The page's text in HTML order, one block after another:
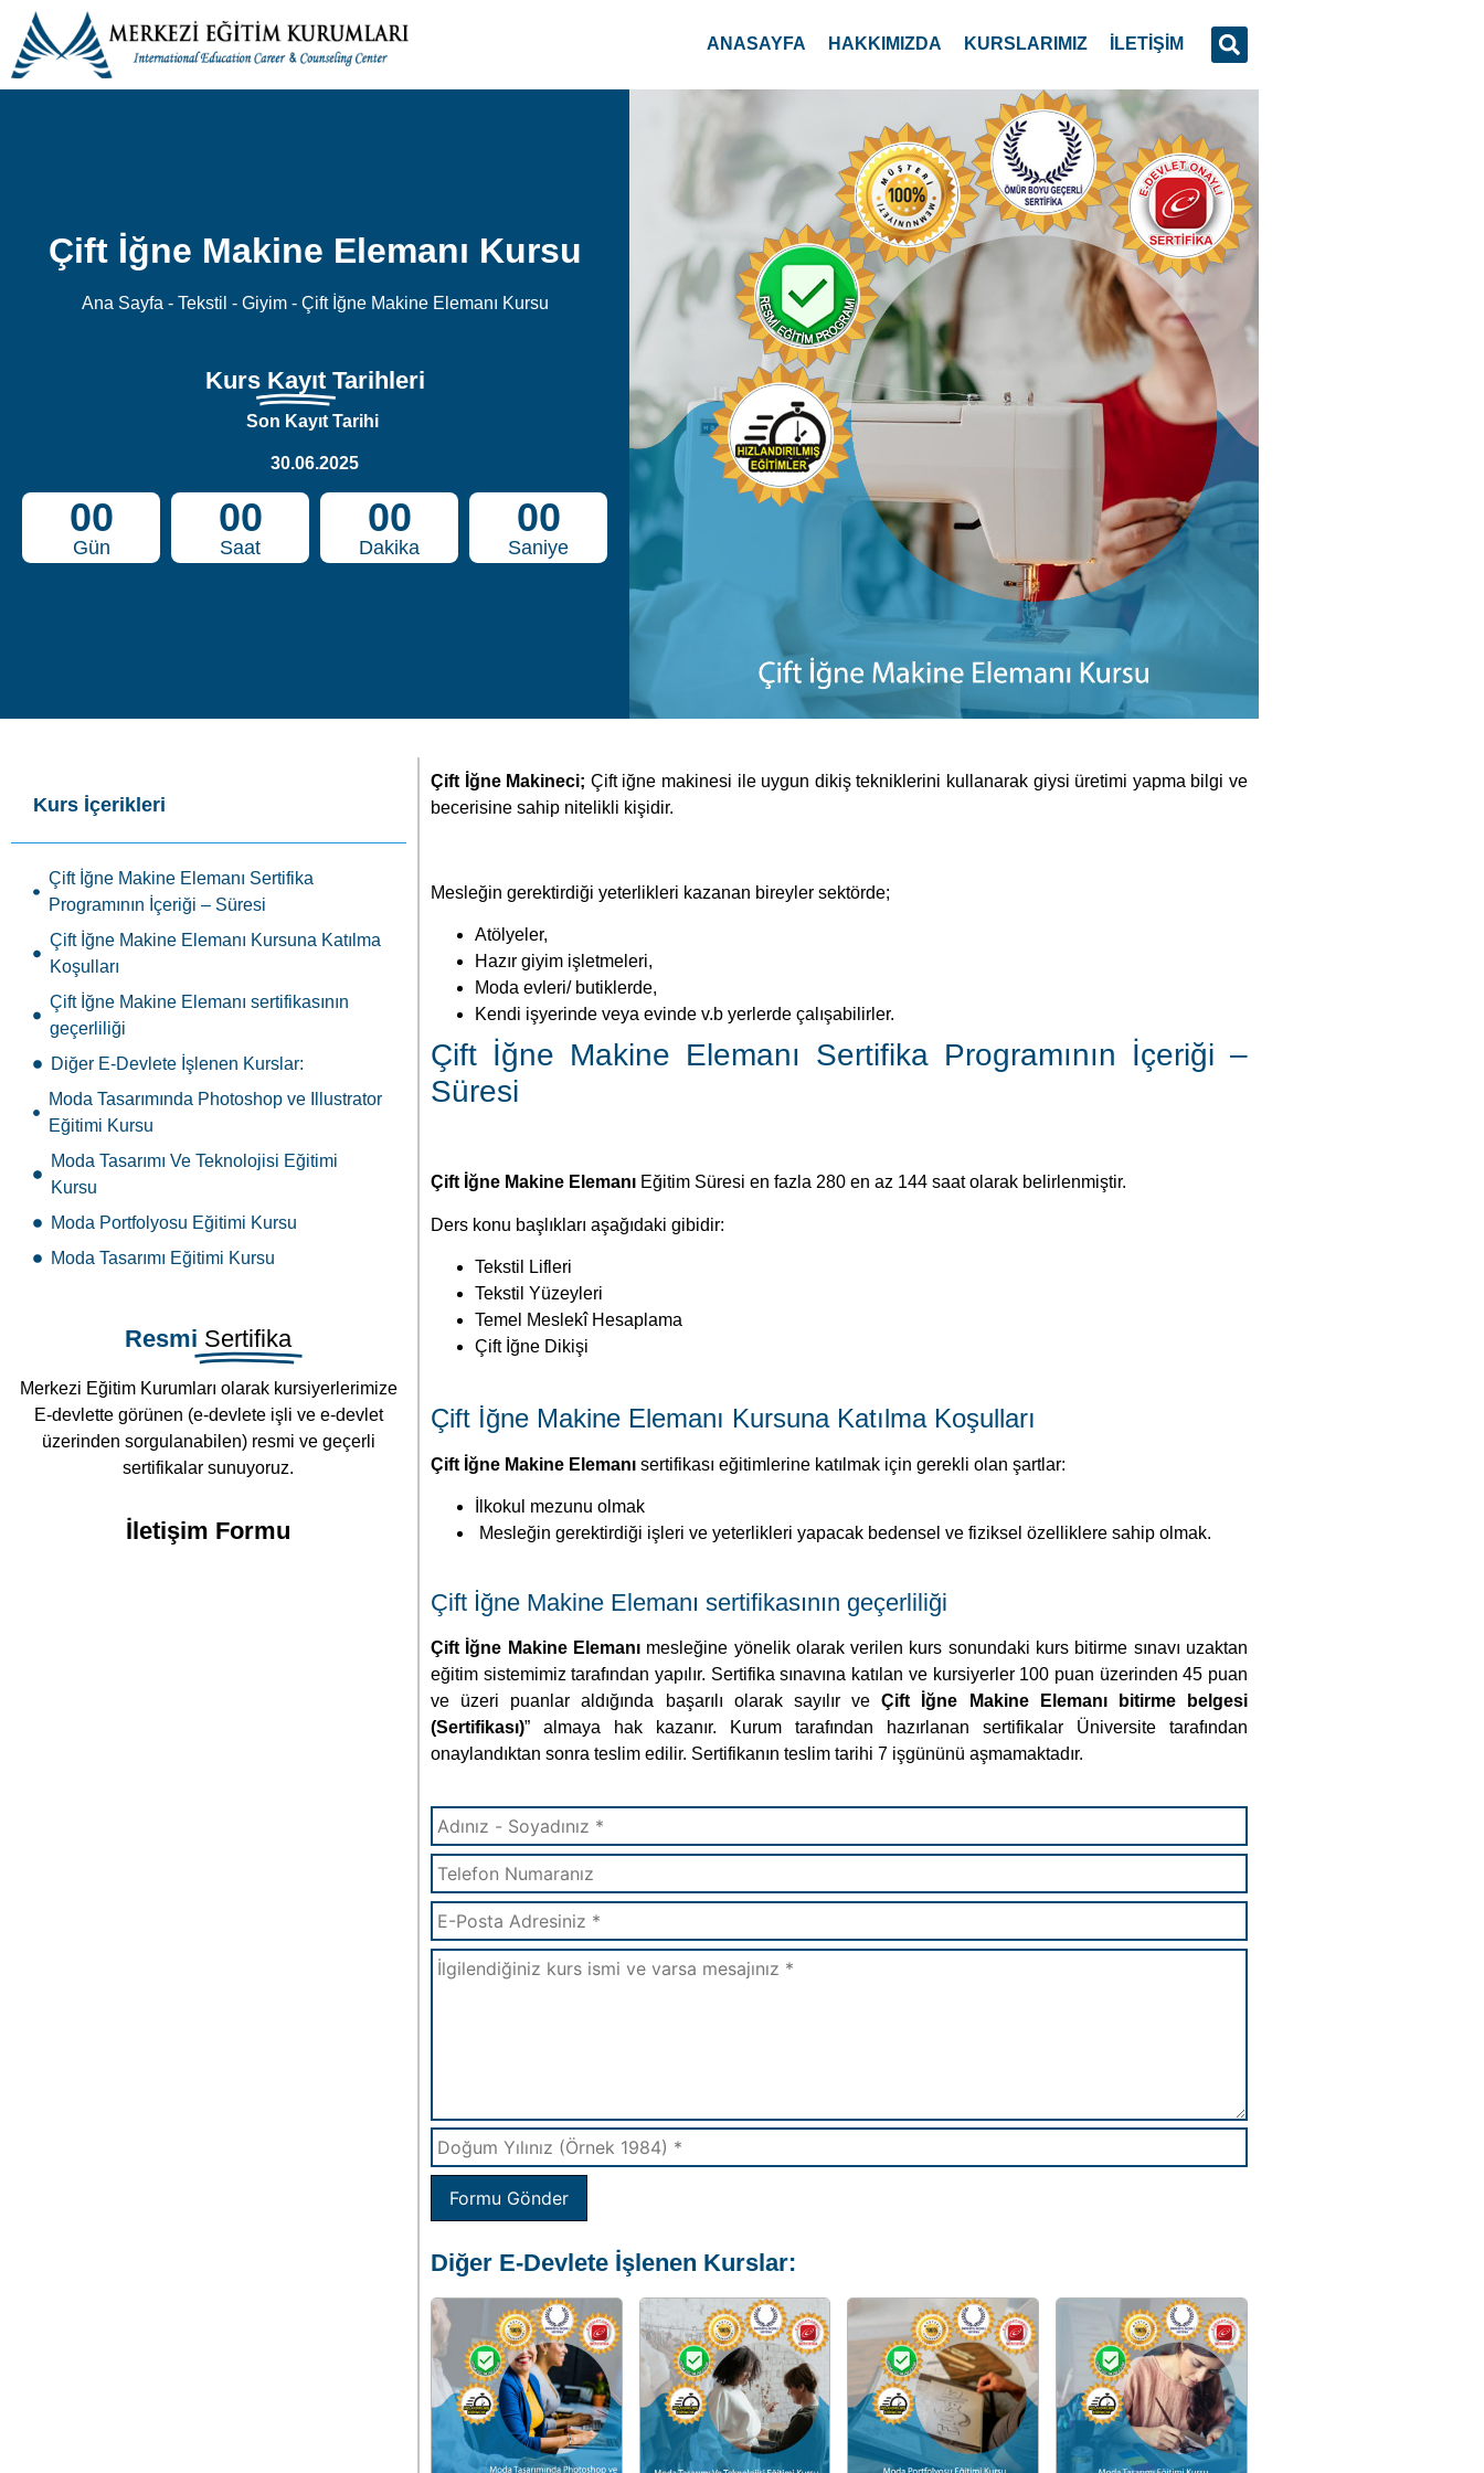
ANASAYFA HAKKIMIZDA KURSLARIMIZ İLETİŞİM
Çift İğne Makine Elemanı Kursu
Ana Sayfa - Tekstil - Giyim- Çift İğne Makine Elemanı Kursu
Kurs Kayıt Tarihleri
Son Kayıt Tarihi
30.06.2025
00
Gün
00
Saat
00
Dakika
00
Saniye
Kurs İçerikleri
Çift İğne Makine Elemanı Sertifika
Programının İçeriği – Süresi
Çift İğne Makine Elemanı Kursuna Katılma
Koşulları
Çift İğne Makine Elemanı sertifikasının
geçerliliği
Diğer E-Devlete İşlenen Kurslar:
Moda Tasarımında Photoshop ve Illustrator
Eğitimi Kursu
Moda Tasarımı Ve Teknolojisi Eğitimi
Kursu
Moda Portfolyosu Eğitimi Kursu
Moda Tasarımı Eğitimi Kursu
Resmi Sertifika
Merkezi Eğitim Kurumları olarak kursiyerlerimize
E-devlette görünen (e-devlete işli ve e-devlet
üzerinden sorgulanabilen) resmi ve geçerli
sertifikalar sunuyoruz.
İletişim Formu
Çift İğne Makineci; Çift iğne makinesi ile uygun dikiş tekniklerini kullanarak giysi üretimi yapma bilgi ve
becerisine sahip nitelikli kişidir.
Mesleğin gerektirdiği yeterlikleri kazanan bireyler sektörde;
Atölyeler,
Hazır giyim işletmeleri,
Moda evleri/ butiklerde,
Kendi işyerinde veya evinde v.b yerlerde çalışabilirler.
Çift İğne Makine Elemanı Sertifika Programının İçeriği –
Süresi
Çift İğne Makine Elemanı Eğitim Süresi en fazla 280 en az 144 saat olarak belirlenmiştir.
Ders konu başlıkları aşağıdaki gibidir:
Tekstil Lifleri
Tekstil Yüzeyleri
Temel Meslekî Hesaplama
Çift İğne Dikişi
Çift İğne Makine Elemanı Kursuna Katılma Koşulları
Çift İğne Makine Elemanı sertifikası eğitimlerine katılmak için gerekli olan şartlar:
İlkokul mezunu olmak
Mesleğin gerektirdiği işleri ve yeterlikleri yapacak bedensel ve fiziksel özelliklere sahip olmak.
Çift İğne Makine Elemanı sertifikasının geçerliliği
Çift İğne Makine Elemanı mesleğine yönelik olarak verilen kurs sonundaki kurs bitirme sınavı uzaktan
eğitim sistemimiz tarafından yapılır. Sertifika sınavına katılan ve kursiyerler 100 puan üzerinden 45 puan
ve üzeri puanlar aldığında başarılı olarak sayılır ve Çift İğne Makine Elemanı bitirme belgesi
(Sertifikası)” almaya hak kazanır. Kurum tarafından hazırlanan sertifikalar Üniversite tarafından
onaylandıktan sonra teslim edilir. Sertifikanın teslim tarihi 7 işgününü aşmamaktadır.
Formu Gönder
Diğer E-Devlete İşlenen Kurslar: